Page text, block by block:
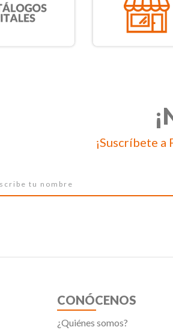
¡Suscríbete a
CONÓCENOS
¿Quiénes somos?